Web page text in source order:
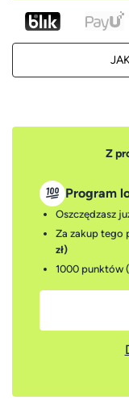
Z
Program
Oszczędzasz
Za zakup tego
zł)
1000 punktów